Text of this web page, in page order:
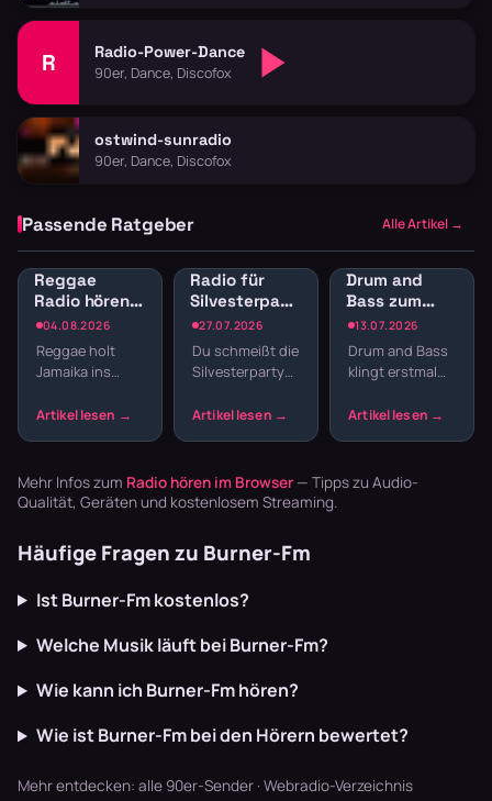
R Radio-Power-Dance
90er, Dance, Discofox
ostwind-sunradio
90er, Dance, Discofox
Passende Ratgeber Alle Artikel →
04.08.2026
Reggae
Radio hören:
Jamaican
Vibes und
Dancehall
streamen
Reggae holt
Jamaika ins
Der entspannte
die Texte
schaffen U…
27.07.2026
Radio für
Silvesterparty:
Die besten
Sender für
den
Jahreswechsel
Du schmeißt die
Silvesterparty
den ganzen
basteln? Radio
läuft dur…
13.07.2026
Drum and
Bass zum
Lernen:
Konzentration
durch
schnelle
Breaks
Drum and Bass
klingt erstmal
nicht nach
schnellen
Mehr Infos zum Radio hören im Browser — Tipps zu Audio-
Qualität, Geräten und kostenlosem Streaming.
Häufige Fragen zu Burner-Fm
Ist Burner-Fm kostenlos?
Welche Musik läuft bei Burner-Fm?
Wie kann ich Burner-Fm hören?
Wie ist Burner-Fm bei den Hörern bewertet?
Mehr entdecken: alle 90er-Sender · Webradio-Verzeichnis